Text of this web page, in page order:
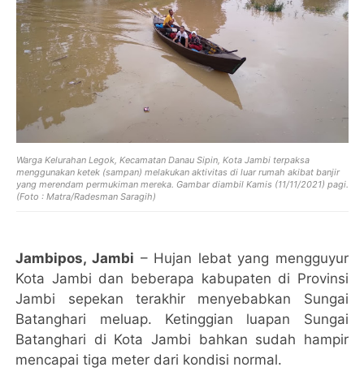
Warga Kelurahan Legok, Kecamatan Danau Sipin, Kota Jambi terpaksa
menggunakan ketek (sampan) melakukan aktivitas di luar rumah akibat banjir
yang merendam permukiman mereka. Gambar diambil Kamis (11/11/2021) pagi.
(Foto : Matra/Radesman Saragih)
Jambipos, Jambi – Hujan lebat yang mengguyur
Kota Jambi dan beberapa kabupaten di Provinsi
Jambi sepekan terakhir menyebabkan Sungai
Batanghari meluap. Ketinggian luapan Sungai
Batanghari di Kota Jambi bahkan sudah hampir
mencapai tiga meter dari kondisi normal.